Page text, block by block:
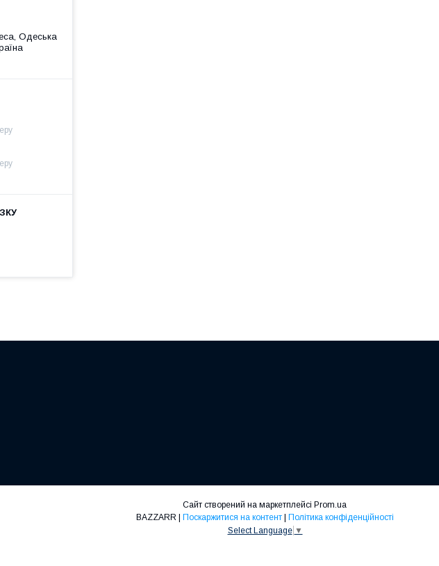
Одеська
Сайт створений на маркетплейсі Prom.ua
Поскаржитися на контент
Політика конфіденційності
Select Language ▼